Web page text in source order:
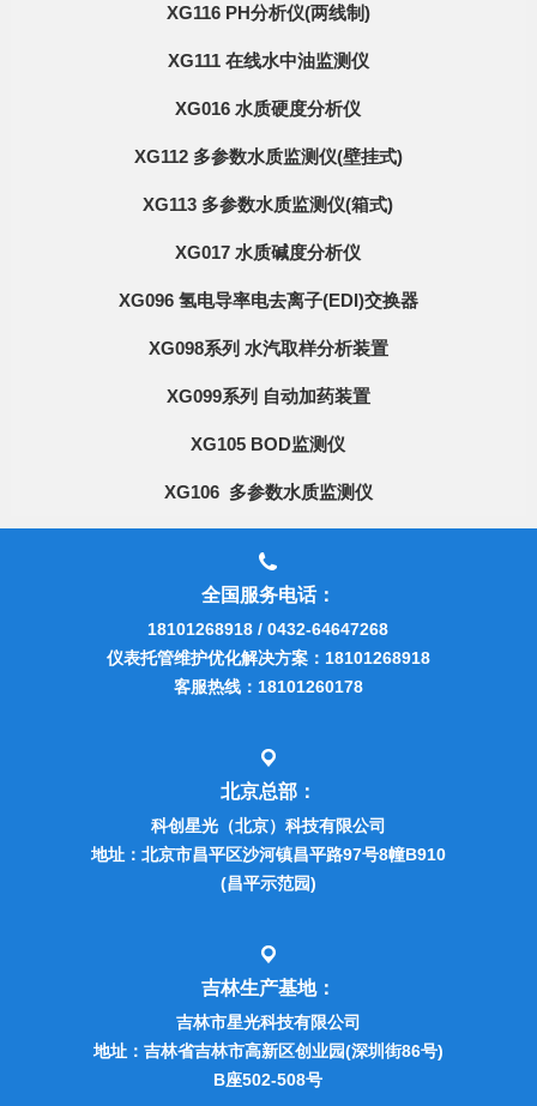
XG116 PH分析仪(两线制)
XG111 在线水中油监测仪
XG016 水质硬度分析仪
XG112 多参数水质监测仪(壁挂式)
XG113 多参数水质监测仪(箱式)
XG017 水质碱度分析仪
XG096 氢电导率电去离子(EDI)交换器
XG098系列 水汽取样分析装置
XG099系列 自动加药装置
XG105 BOD监测仪
XG106 多参数水质监测仪
全国服务电话：
18101268918 / 0432-64647268
仪表托管维护优化解决方案：18101268918
客服热线：18101260178
北京总部：
科创星光（北京）科技有限公司
地址：北京市昌平区沙河镇昌平路97号8幢B910
(昌平示范园)
吉林生产基地：
吉林市星光科技有限公司
地址：吉林省吉林市高新区创业园(深圳街86号)
B座502-508号